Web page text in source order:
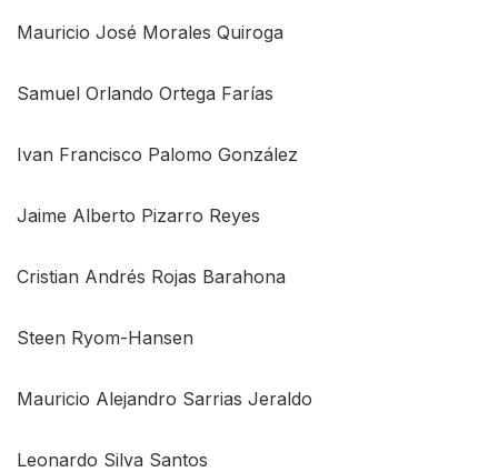
Mauricio José Morales Quiroga
Samuel Orlando Ortega Farías
Ivan Francisco Palomo González
Jaime Alberto Pizarro Reyes
Cristian Andrés Rojas Barahona
Steen Ryom-Hansen
Mauricio Alejandro Sarrias Jeraldo
Leonardo Silva Santos